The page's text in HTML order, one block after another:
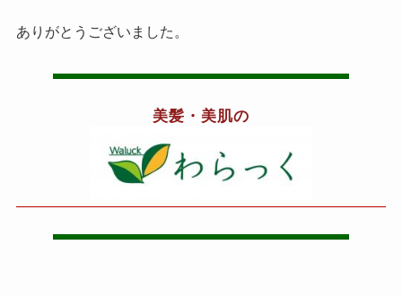
ありがとうございました。
美髪・美肌の